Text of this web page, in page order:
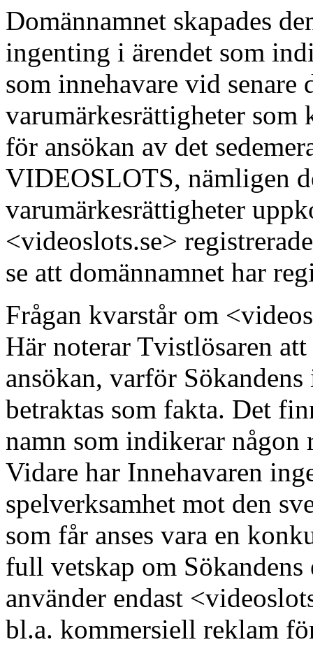
Domännamnet skapades
ingenting i ärendet som
som innehavare vid
varumärkesrättigheter
för ansökan av det
VIDEOSLOTS, nämligen
varumärkesrättigheter
<videoslots.se>
se att domännamnet har
Frågan kvarstår om
Här noterar Tvistlösaren
ansökan, varför
betraktas som fakta. Det
namn som indikerar
Vidare har Innehavaren
spelverksamhet mot den
som får anses vara en
full vetskap om Sökandens
använder endast
bl.a. kommersiell reklam